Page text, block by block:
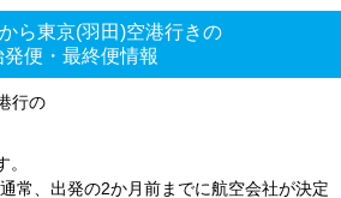
ら東京(羽田)空港行きの
発便・最終便情報
行の
。
常、出発の2か月前までに航空会社が決定